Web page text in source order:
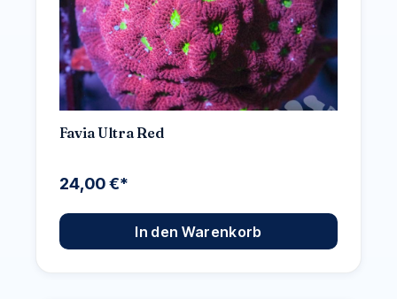
Favia Ultra Red
24,00 €*
In den Warenkorb